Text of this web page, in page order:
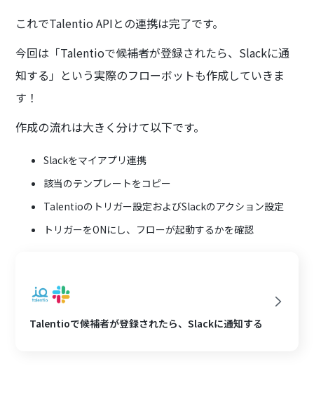
これでTalentio APIとの連携は完了です。
今回は「Talentioで候補者が登録されたら、Slackに通
知する」という実際のフローボットも作成していきま
す！
作成の流れは大きく分けて以下です。
Slackをマイアプリ連携
該当のテンプレートをコピー
Talentioのトリガー設定およびSlackのアクション設定
トリガーをONにし、フローが起動するかを確認
Talentioで候補者が登録されたら、Slackに通知する